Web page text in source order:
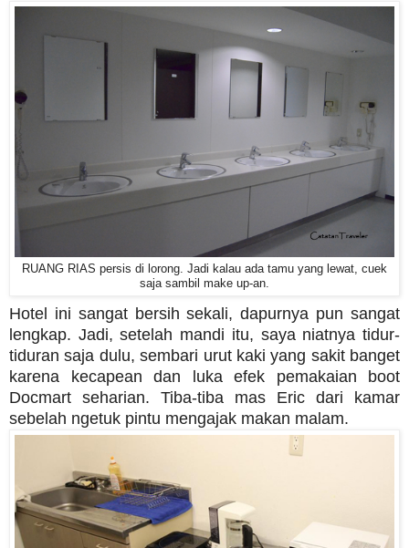
RUANG RIAS persis di lorong. Jadi kalau ada tamu yang lewat, cuek
saja sambil make up-an.
Hotel ini sangat bersih sekali, dapurnya pun sangat
lengkap. Jadi, setelah mandi itu, saya niatnya tidur-
tiduran saja dulu, sembari urut kaki yang sakit banget
karena kecapean dan luka efek pemakaian boot
Docmart seharian. Tiba-tiba mas Eric dari kamar
sebelah ngetuk pintu mengajak makan malam.